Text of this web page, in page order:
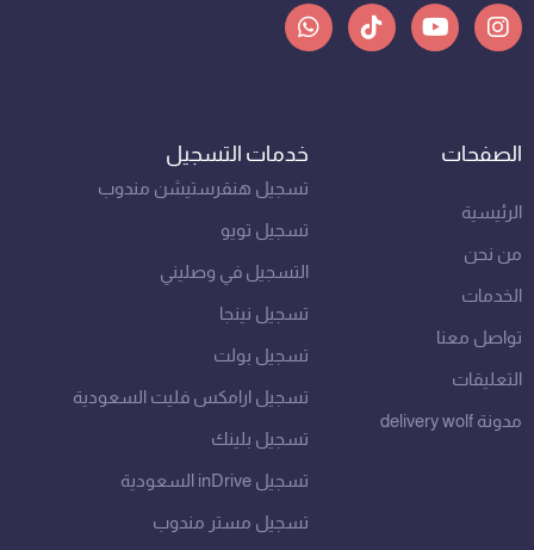
I
n
r
m
Y
o
T
i
W
h
p
p
الصفحات
الرئيسية
من نحن
الخدمات
تواصل معنا
التعليقات
مدونة delivery wolf
خدمات التسجيل
تسجيل هنقرستيشن مندوب
تسجيل تويو
التسجيل في وصليني
تسجيل نينجا
تسجيل بولت
تسجيل ارامكس فليت السعودية
تسجيل بلينك
تسجيل inDrive السعودية
تسجيل مستر مندوب